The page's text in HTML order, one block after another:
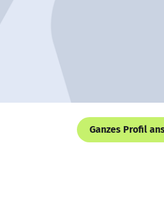
Ganzes Profil